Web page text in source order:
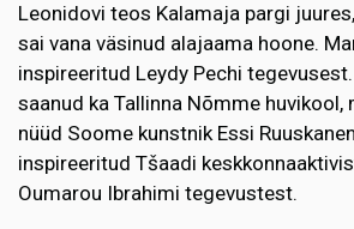
Leonidovi teos Kalamaja pargi
sai vana väsinud alajaama hoone.
inspireeritud Leydy Pechi
saanud ka Tallinna Nõmme huvikool,
nüüd Soome kunstnik Essi
inspireeritud Tšaadi
Oumarou Ibrahimi tegevustest.